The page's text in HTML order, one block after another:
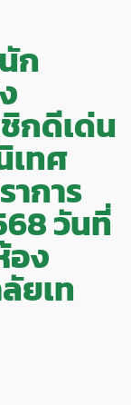
ก
กดีเด่น
เทศ
การ
วันที่
อง
ยเท